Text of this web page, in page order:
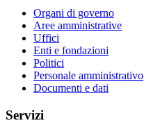
Organi di governo
Aree amministrative
Uffici
Enti e fondazioni
Politici
Personale amministrativo
Documenti e dati
Servizi